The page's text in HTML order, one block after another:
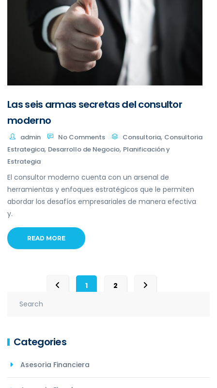
Las seis armas secretas del consultor
moderno
admin No Comments Consultoria, Consultoria
Estrategica, Desarrollo de Negocio, Planificación y
Estrategia
El consultor moderno cuenta con un arsenal de
herramientas y enfoques estratégicos que le permiten
abordar los desafíos empresariales de manera efectiva
y.
READ MORE
1 2
Categories
Asesoria Financiera